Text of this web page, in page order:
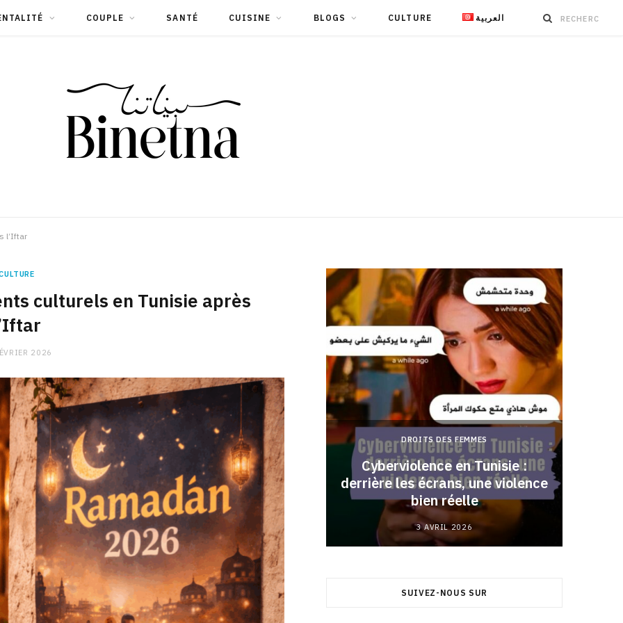
COUPLE SANTÉ CUISINE BLOGS CULTURE العربية
l’Iftar
culturels en Tunisie après
2026
CHARGE MENTALE
Stress après le travail :
comment relâcher la pression
9 JANVIER 2026
DROITS DES FEMMES
Cyberviolence en Tunisie :
derrière les écrans, une violence
bien réelle
3 AVRIL 2026
SUIVEZ-NOUS SUR